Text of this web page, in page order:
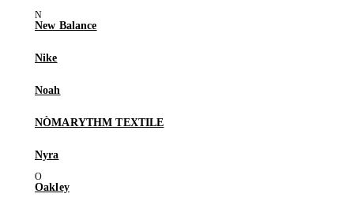
New Balance
Nike
Noah
NÒMARYTHM TEXTILE
Nyra
Oakley